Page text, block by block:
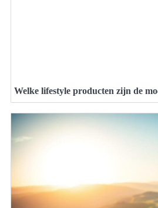
Welke lifestyle producten zijn de